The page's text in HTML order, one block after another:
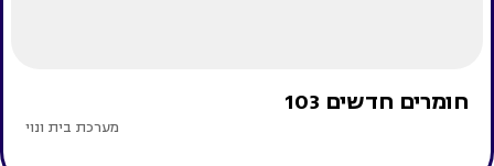
חומרים חדשים 103
מערכת בית ונוי